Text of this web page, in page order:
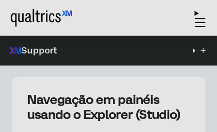
Support
Navegação em painéis
usando o Explorer (Studio)